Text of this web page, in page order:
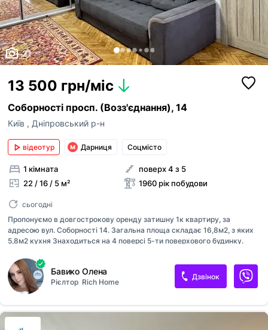
21
13 500 грн/міс
Соборності просп. (Возз'єднання), 14
Київ , Дніпровський р-н
відеотур Дарниця Соцмісто
1 кімната
22 / 16 / 5 м²
поверх 4 з 5
1960 рік побудови
сьогодні
Пропонуємо в довгострокову оренду затишну 1к квартиру, за
адресою вул. Соборності 14. Загальна площа складає 16,8м2, з яких
5,8м2 кухня Знаходиться на 4 поверсі 5-ти поверхового будинку.
двокімнатній квартирі. Комуналні фіксовані. Квартира обладнана
сучасною технікою -Бойлер -Витяжка -Плита (газ) -Телевізор
-Холодильник -Кондиціонер -Пральна машина В квартирі є досить
місця для зберігання речей є містка шафа-купе , є розкладний диван
для відпочинку. Будівля стоїть уздовж жвавого проспекту
Соборності, за кілька хвилин ходьби від великого транспортного
вузла — Дарницької площі Завдяки близькості до сучасного великого
Бавико Олена
Рієлтор Rich Home
Дзвінок